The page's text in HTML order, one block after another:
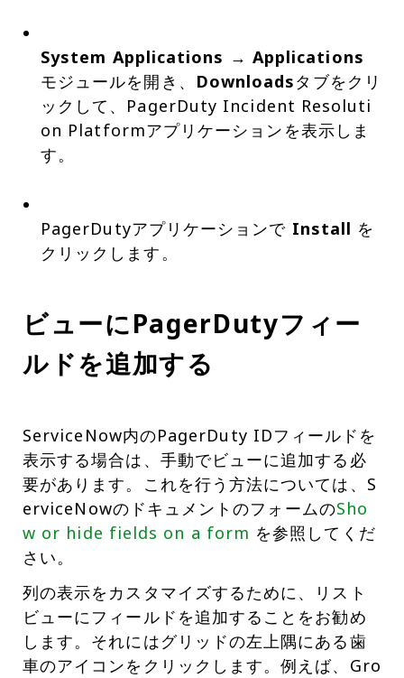
System Applications → Applications
モジュールを開き、 Downloadsタブをクリ
ックして、PagerDuty Incident Resoluti
on Platformアプリケーションを表示しま
す。
PagerDutyアプリケーションで Install を
クリックします。
ビューにPagerDutyフィー
ルドを追加する
ServiceNow内のPagerDuty IDフィールドを
表示する場合は、手動でビューに追加する必
要があります。これを行う方法については、S
erviceNowのドキュメントのフォームのSho
w or hide fields on a form を参照してくだ
さい。
列の表示をカスタマイズするために、リスト
ビューにフィールドを追加することをお勧め
します。それにはグリッドの左上隅にある歯
車のアイコンをクリックします。例えば、Gro